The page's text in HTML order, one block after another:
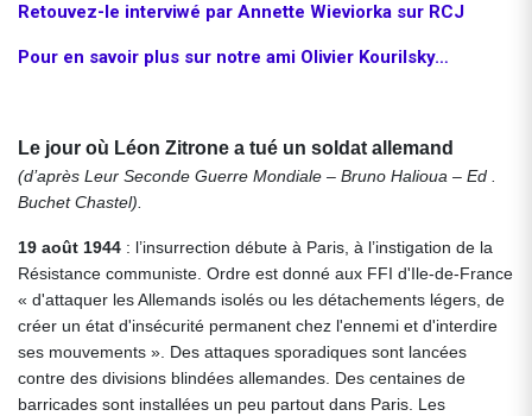
Retouvez-le interviwé par Annette Wieviorka sur RCJ
Pour en savoir plus sur notre ami Olivier Kourilsky…
Le jour où Léon Zitrone a tué un soldat allemand
(d’après Leur Seconde Guerre Mondiale – Bruno Halioua – Ed .
Buchet Chastel).
19 août 1944 : l’insurrection débute à Paris, à l’instigation de la
Résistance communiste. Ordre est donné aux FFI d'Ile-de-France
« d'attaquer les Allemands isolés ou les détachements légers, de
créer un état d'insécurité permanent chez l'ennemi et d'interdire
ses mouvements ». Des attaques sporadiques sont lancées
contre des divisions blindées allemandes. Des centaines de
barricades sont installées un peu partout dans Paris. Les